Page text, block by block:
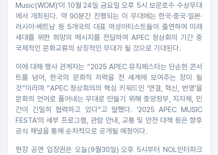
Music(WOM)'이 10월 24일 금요일 오후 5시 보문호수 수상무대
에서 개최된다. 약 90분간 진행되는 이 무대에는 한국·중국·일본·
러시아·베트남 등 5개국의 대표 여성아티스트들이 출연하여 미래
세대를 위한 희망의 메시지를 전달하여 APEC 정상회의 기간 중
국제적인 문화교류의 상징적인 무대가 될 것으로 기대된다.
이에 대해 행사 관계자는 “2025 APEC 뮤직페스타는 단순한 콘서
트를 넘어, 한국의 문화적 저력을 전 세계에 보여주는 장이 될
것”이라며 “APEC 정상회의의 핵심 키워드인 ‘연결, 혁신, 번영’을
문화의 언어로 풀어내는 무대로 만들기 위해 중앙정부, 지자체, 민
간이 긴밀히 협력하고 있다”고 말했다. ‘2025 APEC MUSIC
FESTA’의 세부 프로그램, 관람 안내, 교통 및 안전 대책 등은 향후
공식 채널을 통해 순차적으로 공개될 예정이다.
현장 공연 입장권은 오늘(9월30일) 오후 5시부터 NOL인터파크